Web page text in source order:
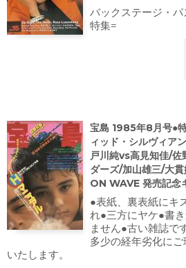
バックステージ・
特集=
宝島 1985年8月号●
ィッド・シルヴィア
戸川純vs高見知佳/佐
ダーズ/加山雄三/大
ON WAVE 発売記念
●表紙、裏表紙にキ
れ●三方にヤケ●書
ません●古い雑誌で
多少の経年劣化に
いたします。